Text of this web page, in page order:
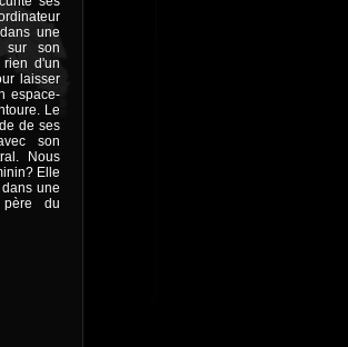
une
sur son
rien d'un
laisser
espace-
Le
de ses
son
Nous
Elle
une
du